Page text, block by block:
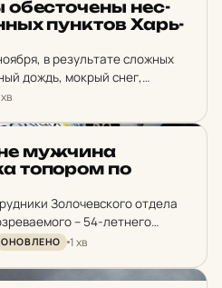
обес­то­чены не­с­
пун­ктов Харь­
в результате сложных
дождь, мокрый снег,
полностью без
муж­чи­на
то­по­ром по
Золочевского отдела
– 54-летнего
Как сообщили в пресс-
с 40-летним пасынком
ОНОВЛЕНО 1 хв